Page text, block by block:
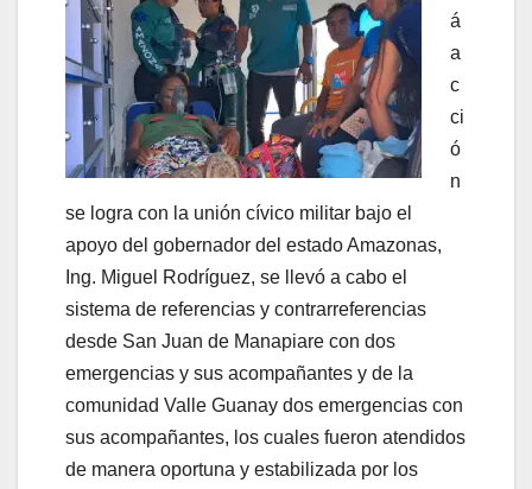
á
a
c
ci
ó
n
se logra con la unión cívico militar bajo el
apoyo del gobernador del estado Amazonas,
Ing. Miguel Rodríguez, se llevó a cabo el
sistema de referencias y contrarreferencias
desde San Juan de Manapiare con dos
emergencias y sus acompañantes y de la
comunidad Valle Guanay dos emergencias con
sus acompañantes, los cuales fueron atendidos
de manera oportuna y estabilizada por los